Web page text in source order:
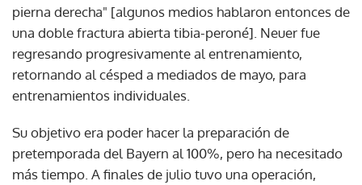
pierna derecha" [algunos medios hablaron entonces de
una doble fractura abierta tibia-peroné]. Neuer fue
regresando progresivamente al entrenamiento,
retornando al césped a mediados de mayo, para
entrenamientos individuales.
Su objetivo era poder hacer la preparación de
pretemporada del Bayern al 100%, pero ha necesitado
más tiempo. A finales de julio tuvo una operación,